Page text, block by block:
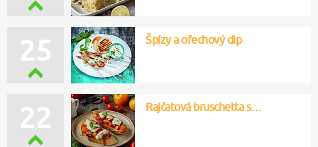
25 Špízy a ořechový dip
22 Rajčatová bruschetta s…